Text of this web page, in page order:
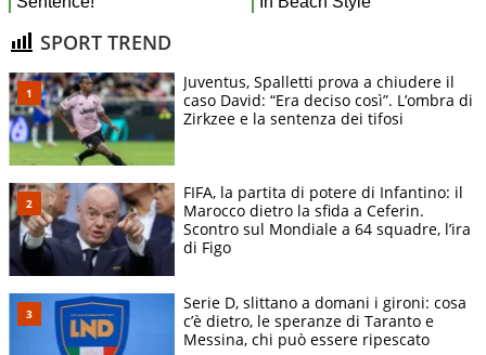
SPORT TREND
Juventus, Spalletti prova a chiudere il
caso David: “Era deciso così”. L’ombra di
Zirkzee e la sentenza dei tifosi
FIFA, la partita di potere di Infantino: il
Marocco dietro la sfida a Ceferin.
Scontro sul Mondiale a 64 squadre, l’ira
di Figo
Serie D, slittano a domani i gironi: cosa
c’è dietro, le speranze di Taranto e
Messina, chi può essere ripescato